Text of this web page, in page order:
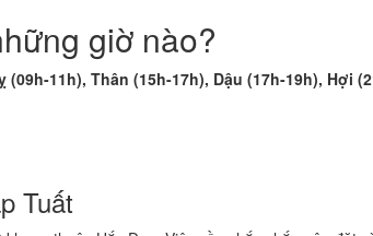
giờ nào?
(09h-11h), Thân (15h-17h), Dậu (17h-19h), Hợi
Tuất